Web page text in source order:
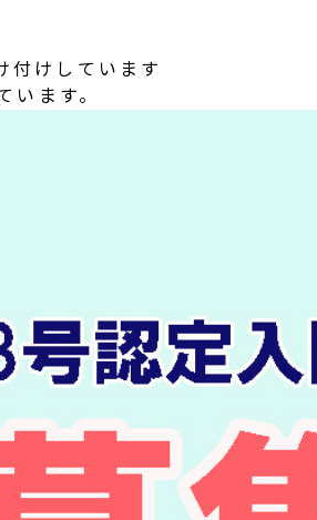
付けしています
ます。